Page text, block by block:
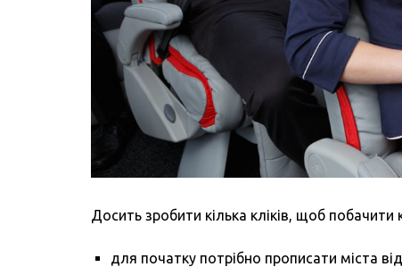
Досить зробити кілька кліків, щоб побачити
для початку потрібно прописати міста